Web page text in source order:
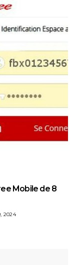
Mobile de 8
2024